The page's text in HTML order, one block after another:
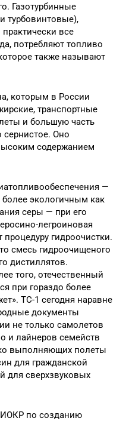
Газотурбинные
турбовинтовые),
все
потребляют топливо
также называют
которым в России
транспортные
и большую часть
Оно
содержанием
—
более экологичным как
серы — при его
легроиновая
гидроочистки.
смесь гидроочищеного
дистиллятов.
того, отечественный
при гораздо более
ТС-1 сегодня наравне
документы
не только самолетов
и лайнеров семейств
выполняющих полеты
для гражданской
для сверхзвуковых
по созданию